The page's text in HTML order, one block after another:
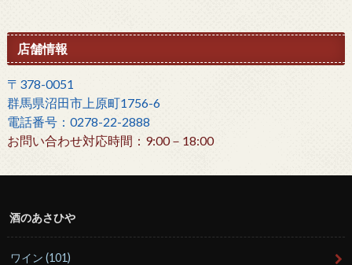
店舗情報
〒378-0051
群馬県沼田市上原町1756-6
電話番号：0278-22-2888
お問い合わせ対応時間：9:00－18:00
酒のあさひや
ワイン(101)